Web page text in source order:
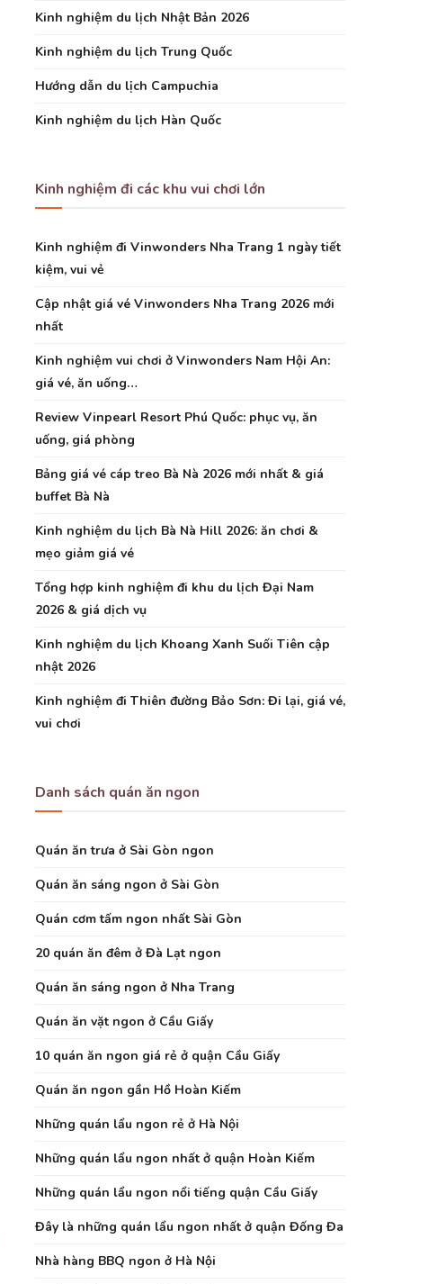
Kinh nghiệm du lịch Nhật Bản 2026
Kinh nghiệm du lịch Trung Quốc
Hướng dẫn du lịch Campuchia
Kinh nghiệm du lịch Hàn Quốc
Kinh nghiệm đi các khu vui chơi lớn
Kinh nghiệm đi Vinwonders Nha Trang 1 ngày tiết
kiệm, vui vẻ
Cập nhật giá vé Vinwonders Nha Trang 2026 mới
nhất
Kinh nghiệm vui chơi ở Vinwonders Nam Hội An:
giá vé, ăn uống…
Review Vinpearl Resort Phú Quốc: phục vụ, ăn
uống, giá phòng
Bảng giá vé cáp treo Bà Nà 2026 mới nhất & giá
buffet Bà Nà
Kinh nghiệm du lịch Bà Nà Hill 2026: ăn chơi &
mẹo giảm giá vé
Tổng hợp kinh nghiệm đi khu du lịch Đại Nam
2026 & giá dịch vụ
Kinh nghiệm du lịch Khoang Xanh Suối Tiên cập
nhật 2026
Kinh nghiệm đi Thiên đường Bảo Sơn: Đi lại, giá vé,
vui chơi
Danh sách quán ăn ngon
Quán ăn trưa ở Sài Gòn ngon
Quán ăn sáng ngon ở Sài Gòn
Quán cơm tấm ngon nhất Sài Gòn
20 quán ăn đêm ở Đà Lạt ngon
Quán ăn sáng ngon ở Nha Trang
Quán ăn vặt ngon ở Cầu Giấy
10 quán ăn ngon giá rẻ ở quận Cầu Giấy
Quán ăn ngon gần Hồ Hoàn Kiếm
Những quán lẩu ngon rẻ ở Hà Nội
Những quán lẩu ngon nhất ở quận Hoàn Kiếm
Những quán lẩu ngon nổi tiếng quận Cầu Giấy
Đây là những quán lẩu ngon nhất ở quận Đống Đa
Nhà hàng BBQ ngon ở Hà Nội